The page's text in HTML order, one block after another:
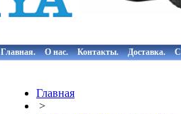
Главная. О нас. Контакты. Доставка.
Главная
>